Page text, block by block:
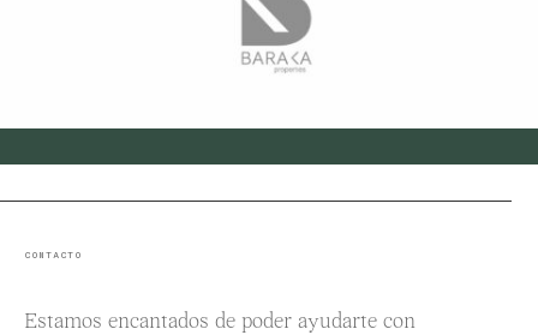
CONTACTO
Estamos encantados de poder ayudarte con